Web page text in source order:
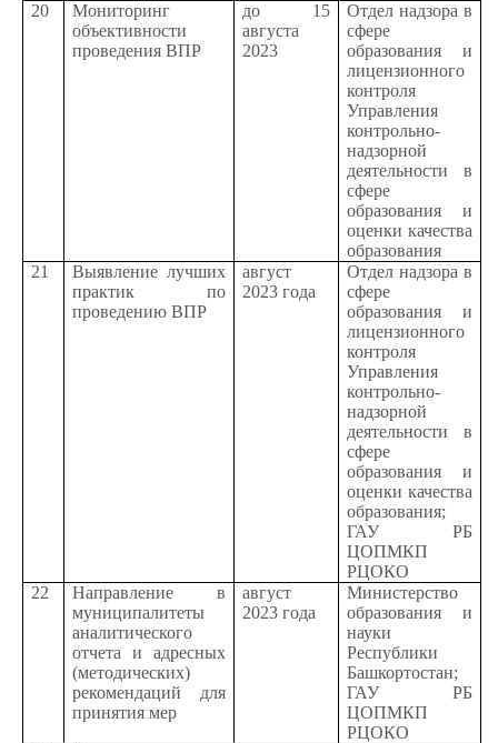
20
Мониторинг
объективности
проведения ВПР
до 15
августа
2023
Отдел надзора в
сфере
образования и
лицензионного
контроля
Управления
контрольно-
надзорной
деятельности в
сфере
образования и
оценки качества
образования
21
Выявление лучших
практик по
проведению ВПР
август
2023 года
Отдел надзора в
сфере
образования и
лицензионного
контроля
Управления
контрольно-
надзорной
деятельности в
сфере
образования и
оценки качества
образования;
ГАУ РБ
ЦОПМКП
РЦОКО
22
Направление в
муниципалитеты
аналитического
отчета и адресных
(методических)
рекомендаций для
принятия мер
август
2023 года
Министерство
образования и
науки
Республики
Башкортостан;
ГАУ РБ
ЦОПМКП
РЦОКО